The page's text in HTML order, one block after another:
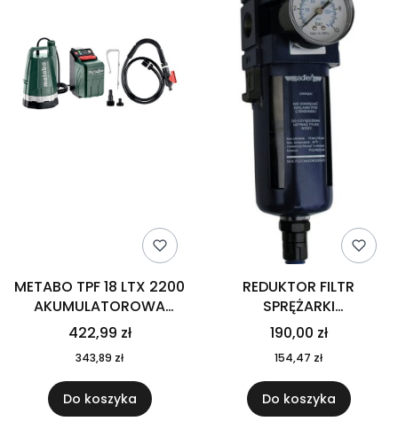
METABO TPF 18 LTX 2200
AKUMULATOROWA
POMPA ZANURZENIOWA I
DO WODY DESZCZOWEJ
601729850
422,99 zł
343,89 zł
Do koszyka
REDUKTOR FILTR
SPRĘŻARKI
KOMPRESORA 1/2"
190,00 zł
154,47 zł
Do koszyka